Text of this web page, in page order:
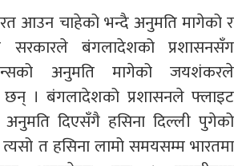
आउन चाहेको भन्दै अनुमति मागेको र
सरकारले बंगलादेशको प्रशासनसँग
अनुमति मागेको जयशंकरले
छन् । बंगलादेशको प्रशासनले फ्लाइट
अनुमति दिएसँगै हसिना दिल्ली पुगेको
त हसिना लामो समयसम्म भारतमा